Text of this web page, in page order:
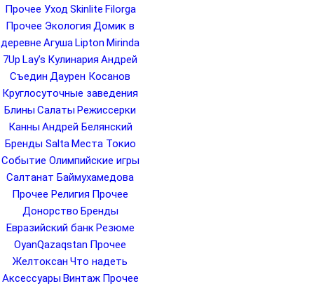
Прочее Уход Skinlite Filorga
Прочее Экология Домик в
деревне Агуша Lipton Mirinda
7Up Lay’s Кулинария Андрей
Съедин Даурен Косанов
Круглосуточные заведения
Блины Салаты Режиссерки
Канны Андрей Белянский
Бренды Salta Места Токио
Событие Олимпийские игры
Салтанат Баймухамедова
Прочее Религия Прочее
Донорство Бренды
Евразийский банк Резюме
OyanQazaqstan Прочее
Желтоксан Что надеть
Аксессуары Винтаж Прочее